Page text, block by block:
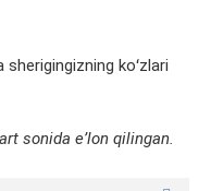
koʻzlari
sonida eʼlon qilingan.